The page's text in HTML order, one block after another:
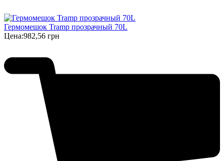
Гермомешок Tramp прозрачный 70L
Цена:982,56 грн